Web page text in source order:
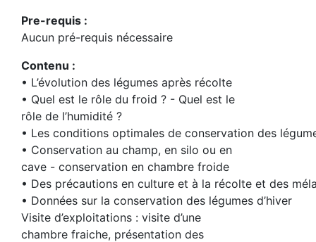
Pre-requis :
Aucun pré-requis nécessaire
Contenu :
• L’évolution des légumes après récolte
• Quel est le rôle du froid ? - Quel est le
rôle de l’humidité ?
• Les conditions optimales de conservation des
• Conservation au champ, en silo ou en
cave - conservation en chambre froide
• Des précautions en culture et à la récolte et des
• Données sur la conservation des légumes d’hiver
Visite d’exploitations : visite d’une
chambre fraiche, présentation des